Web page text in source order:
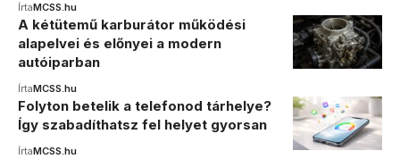
ÍrtaMCSS.hu
A kétütemű karburátor működési
alapelvei és előnyei a modern
autóiparban
ÍrtaMCSS.hu
Folyton betelik a telefonod tárhelye?
Így szabadíthatsz fel helyet gyorsan
ÍrtaMCSS.hu